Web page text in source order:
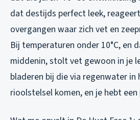
dat destijds perfect leek,
overgangen waar zich vet en
Bij temperaturen onder 10°C, en
middenin, stolt vet gewoon in je
bladeren bij die via regenwater in
rioolstelsel komen, en je hebt